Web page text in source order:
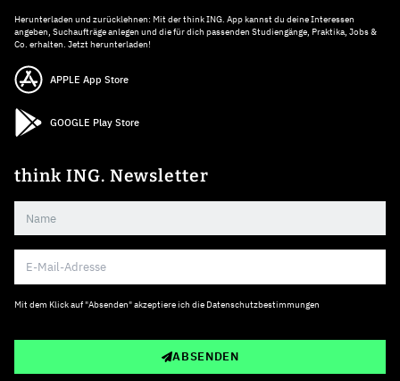
Herunterladen und zurücklehnen: Mit der think ING. App kannst du deine Interessen
angeben, Suchaufträge anlegen und die für dich passenden Studiengänge, Praktika, Jobs &
Co. erhalten. Jetzt herunterladen!
APPLE App Store
GOOGLE Play Store
think ING. Newsletter
Mit dem Klick auf "Absenden" akzeptiere ich die Datenschutzbestimmungen
ABSENDEN